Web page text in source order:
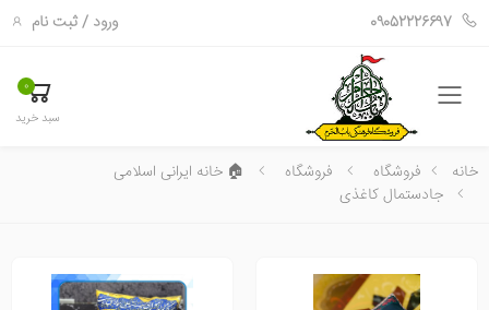
09052226697 ورود /ثبت نام
فهرست
0
سبد خرید
خانه فروشگاه فروشگاه
🏠 خانه ایرانی اسلامی
جادستمال کاغذی